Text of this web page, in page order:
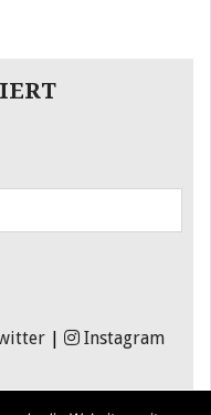
Instagram